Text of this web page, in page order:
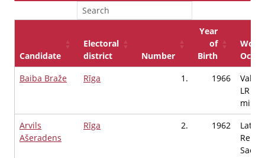
Candidate
Electoral
district
Number
Year
of
Birth
Baiba Braže
Rīga 1. 1966
LR
Arvils
Ašeradens
Rīga 2. 1962